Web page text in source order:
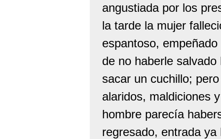
angustiada por los
la tarde la mujer
espantoso,
de no haberle
sacar un cuchillo;
alaridos, maldiciones
hombre parecía
regresado, entrada